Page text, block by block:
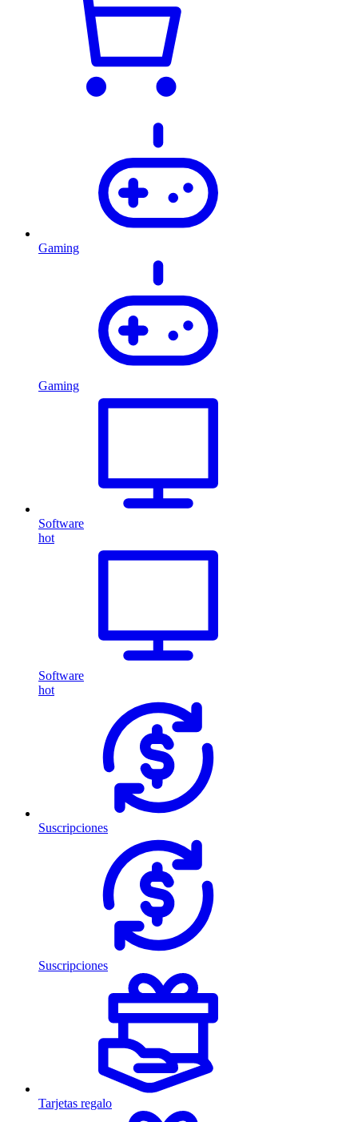
Gaming
Gaming
Software
hot
Software
hot
Suscripciones
Suscripciones
Tarjetas regalo